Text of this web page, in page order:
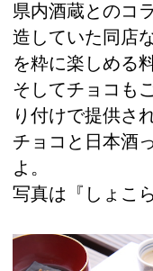
県内酒蔵とのコ
造していた同店
を粋に楽しめる
そしてチョコも
り付けで提供さ
チョコと日本酒
よ。
写真は『しょこ